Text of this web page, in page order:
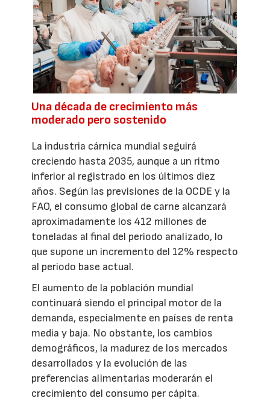
Una década de crecimiento más
moderado pero sostenido
La industria cárnica mundial seguirá
creciendo hasta 2035, aunque a un ritmo
inferior al registrado en los últimos diez
años. Según las previsiones de la OCDE y la
FAO, el consumo global de carne alcanzará
aproximadamente los 412 millones de
toneladas al final del periodo analizado, lo
que supone un incremento del 12% respecto
al periodo base actual.
El aumento de la población mundial
continuará siendo el principal motor de la
demanda, especialmente en países de renta
media y baja. No obstante, los cambios
demográficos, la madurez de los mercados
desarrollados y la evolución de las
preferencias alimentarias moderarán el
crecimiento del consumo per cápita.